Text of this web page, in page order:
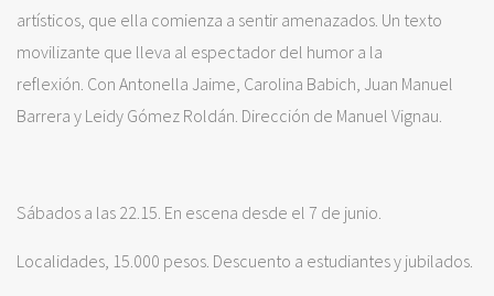
artísticos, que ella comienza a sentir amenazados. Un texto
movilizante que lleva al espectador del humor a la
reflexión. Con Antonella Jaime, Carolina Babich, Juan Manuel
Barrera y Leidy Gómez Roldán. Dirección de Manuel Vignau.
Sábados a las 22.15. En escena desde el 7 de junio.
Localidades, 15.000 pesos. Descuento a estudiantes y jubilados.